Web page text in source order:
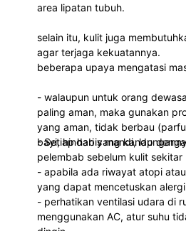
area lipatan tubuh.
selain itu, kulit juga
agar terjaga kekuatannya.
beberapa upaya mengatasi
- walaupun untuk orang
paling aman, maka gunakan
yang aman, tidak berbau
bayi, hindari yang
- Setiap habis mandi, lap
pelembab sebelum kulit
- apabila ada riwayat atopi
yang dapat mencetuskan alergi
- perhatikan ventilasi udara di
menggunakan AC, atur suhu